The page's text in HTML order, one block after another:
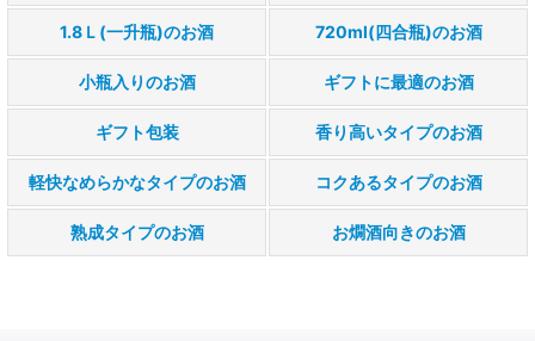
1.8Ｌ(一升瓶)のお酒 720ml(四合瓶)のお酒
小瓶入りのお酒 ギフトに最適のお酒
ギフト包装 香り高いタイプのお酒
軽快なめらかなタイプのお酒 コクあるタイプのお酒
熟成タイプのお酒 お燗酒向きのお酒